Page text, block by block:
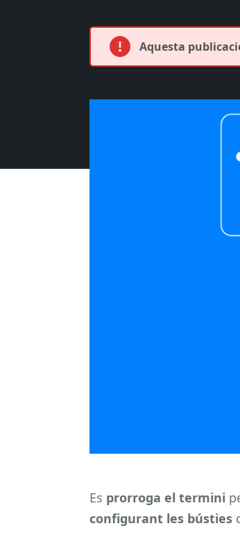
Aquesta
Es prorroga el termini
configurant les bústies